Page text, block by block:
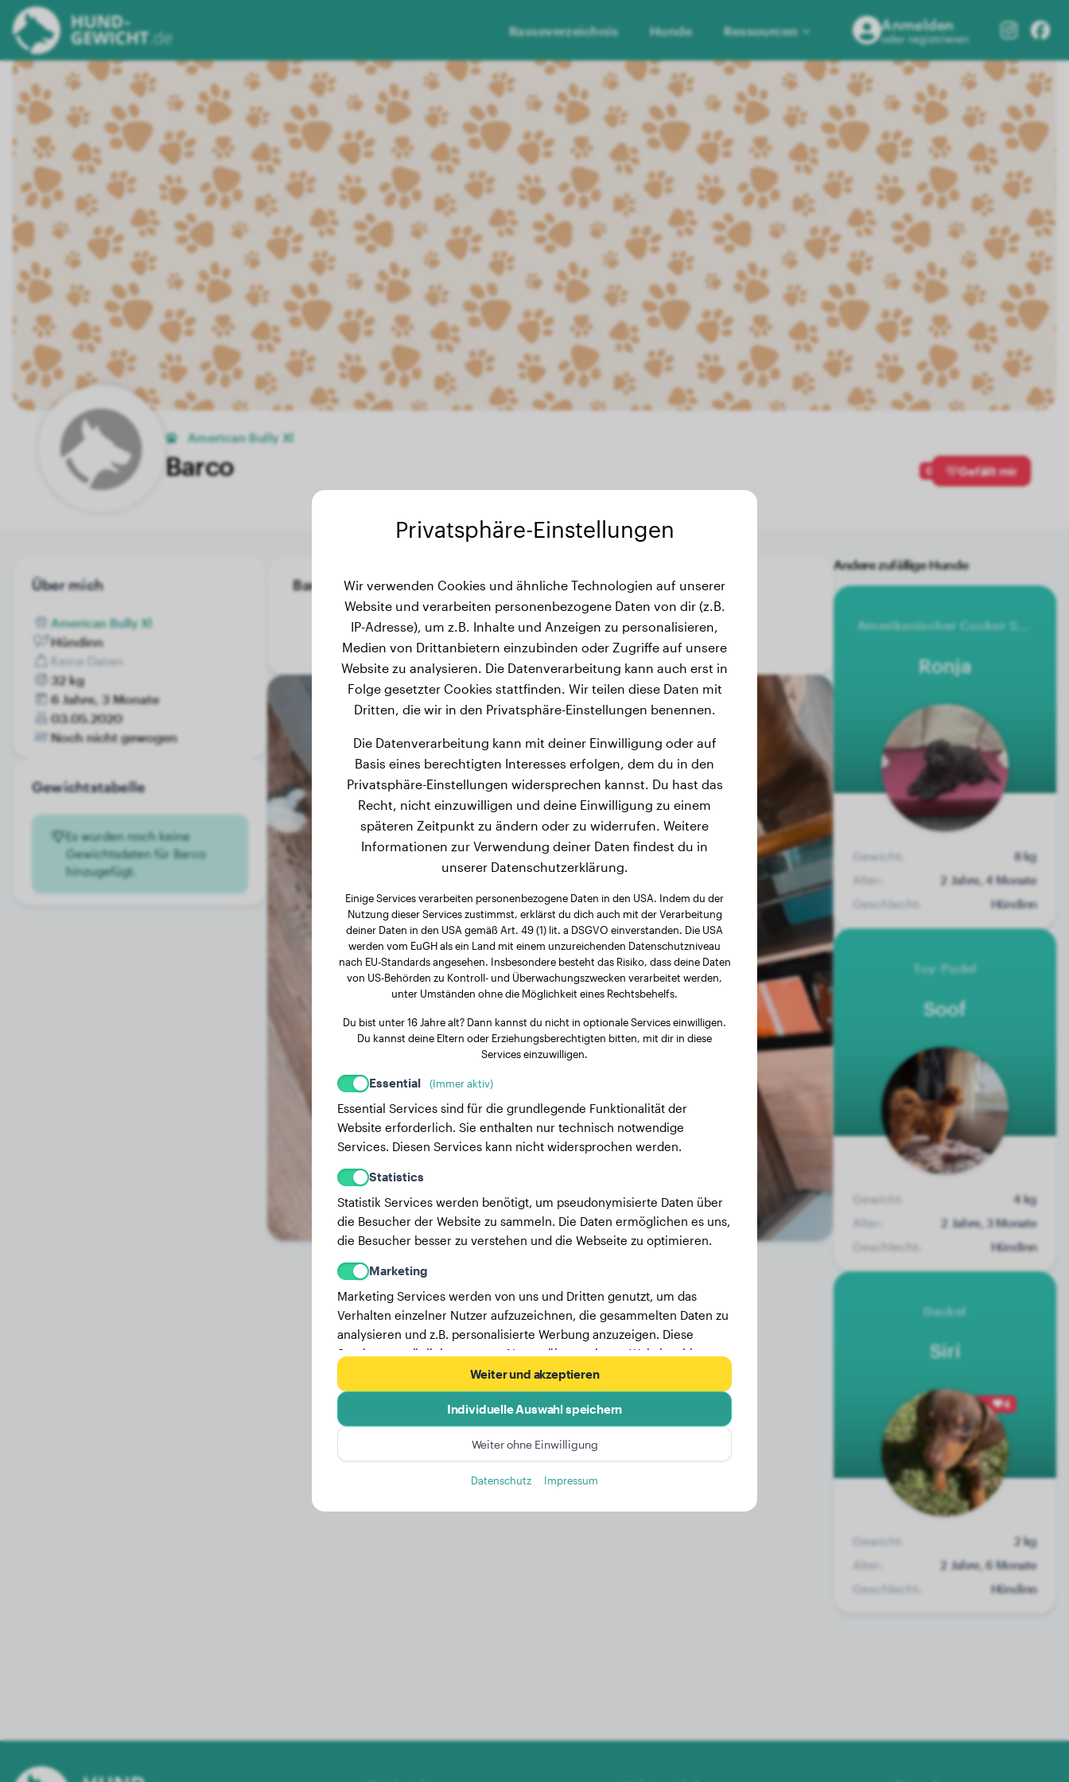
Rasseverzeichnis Hunde Ressourcen Anmelden
oder registrieren
American Bully Xl
Barco 0 Gefällt mir
Über mich
American Bully Xl
Hündinn
Keine Daten
32 kg
6 Jahre, 3 Monate
03.05.2020
Noch nicht gewogen
Gewichtstabelle
Es wurden noch keine
Gewichtsdaten für Barco
hinzugefügt.
Barco's Gewichtsverlauf
Für Barco wurden noch keine Gewichtsdaten hinzugefügt.
Andere zufällige Hunde
Amerikanischer Cocker Spaniel
Ronja
Gewicht:
8 kg
Alter:
2 Jahre, 4 Monate
Geschlecht:
Hündinn
Toy-Pudel
Soof
Gewicht:
4 kg
Alter:
2 Jahre, 3 Monate
Geschlecht:
Hündinn
Dackel
Siri
4
Gewicht:
2 kg
Alter:
2 Jahre, 6 Monate
Geschlecht:
Hündinn
Privatsphäre-Einstellungen
Wir verwenden Cookies und ähnliche Technologien auf unserer
Website und verarbeiten personenbezogene Daten von dir (z.B.
IP-Adresse), um z.B. Inhalte und Anzeigen zu personalisieren,
Medien von Drittanbietern einzubinden oder Zugriffe auf unsere
Website zu analysieren. Die Datenverarbeitung kann auch erst in
Folge gesetzter Cookies stattfinden. Wir teilen diese Daten mit
Dritten, die wir in den Privatsphäre-Einstellungen benennen.
Die Datenverarbeitung kann mit deiner Einwilligung oder auf
Basis eines berechtigten Interesses erfolgen, dem du in den
Privatsphäre-Einstellungen widersprechen kannst. Du hast das
Recht, nicht einzuwilligen und deine Einwilligung zu einem
späteren Zeitpunkt zu ändern oder zu widerrufen. Weitere
Informationen zur Verwendung deiner Daten findest du in
unserer Datenschutzerklärung.
Einige Services verarbeiten personenbezogene Daten in den USA. Indem du der
Nutzung dieser Services zustimmst, erklärst du dich auch mit der Verarbeitung
deiner Daten in den USA gemäß Art. 49 (1) lit. a DSGVO einverstanden. Die USA
werden vom EuGH als ein Land mit einem unzureichenden Datenschutzniveau
nach EU-Standards angesehen. Insbesondere besteht das Risiko, dass deine Daten
von US-Behörden zu Kontroll- und Überwachungszwecken verarbeitet werden,
unter Umständen ohne die Möglichkeit eines Rechtsbehelfs.
Du bist unter 16 Jahre alt? Dann kannst du nicht in optionale Services einwilligen.
Du kannst deine Eltern oder Erziehungsberechtigten bitten, mit dir in diese
Services einzuwilligen.
Essential (Immer aktiv)
Essential Services sind für die grundlegende Funktionalität der
Website erforderlich. Sie enthalten nur technisch notwendige
Services. Diesen Services kann nicht widersprochen werden.
Statistics
Statistik Services werden benötigt, um pseudonymisierte Daten über
die Besucher der Website zu sammeln. Die Daten ermöglichen es uns,
die Besucher besser zu verstehen und die Webseite zu optimieren.
Marketing
Marketing Services werden von uns und Dritten genutzt, um das
Verhalten einzelner Nutzer aufzuzeichnen, die gesammelten Daten zu
analysieren und z.B. personalisierte Werbung anzuzeigen. Diese
Services ermöglichen es uns, Nutzer über mehrere Websites hinweg
Hier findest du eine Liste unserer Werbepartner.
Mehr Informationen in unserer Datenschutzerklärung
Weiter und akzeptieren
Individuelle Auswahl speichern
Weiter ohne Einwilligung
Datenschutz Impressum